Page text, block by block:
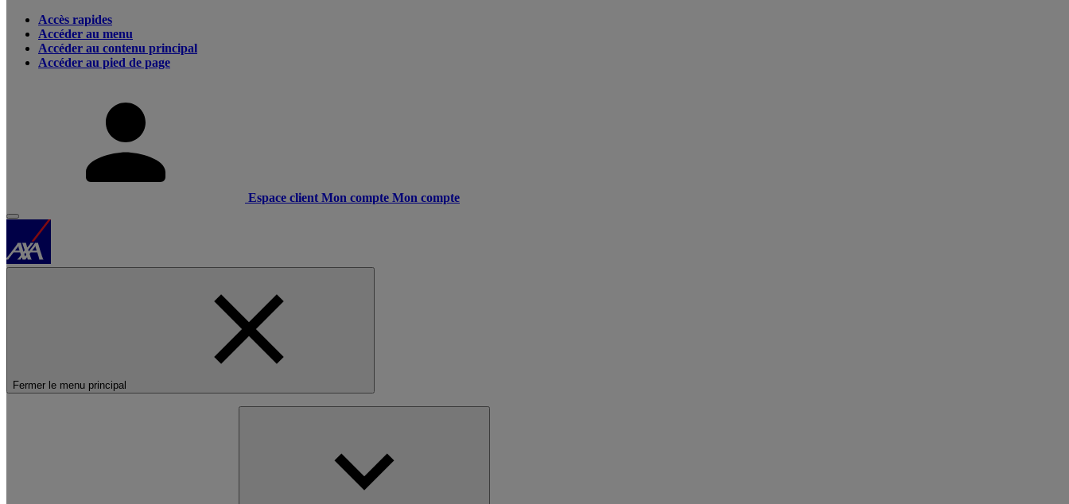
Accès rapides
Accéder au menu
Accéder au contenu principal
Accéder au pied de page
Espace client Mon compte Mon compte
Fermer le menu principal